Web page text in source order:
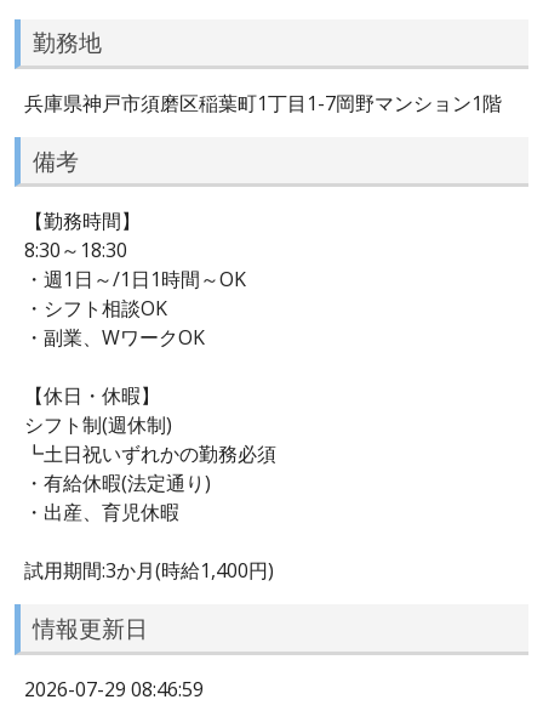
勤務地
兵庫県神戸市須磨区稲葉町1丁目1-7岡野マンション1階
備考
【勤務時間】
8:30～18:30
・週1日～/1日1時間～OK
・シフト相談OK
・副業、WワークOK
【休日・休暇】
シフト制(週休制)
┗土日祝いずれかの勤務必須
・有給休暇(法定通り)
・出産、育児休暇
試用期間:3か月(時給1,400円)
情報更新日
2026-07-29 08:46:59